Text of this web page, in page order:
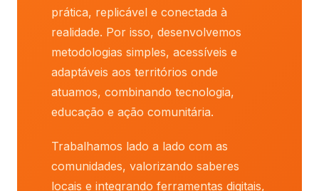
prática, replicável e conectada à
realidade. Por isso, desenvolvemos
metodologias simples, acessíveis e
adaptáveis aos territórios onde
atuamos, combinando tecnologia,
educação e ação comunitária.
Trabalhamos lado a lado com as
comunidades, valorizando saberes
locais e integrando ferramentas digitais,